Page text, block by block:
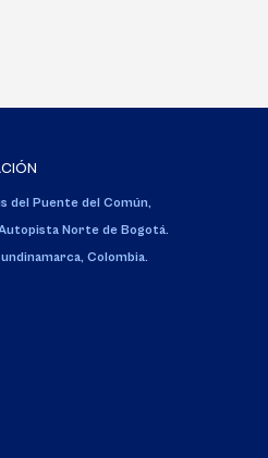
del Puente del Común,
Norte de Bogotá.
Colombia.